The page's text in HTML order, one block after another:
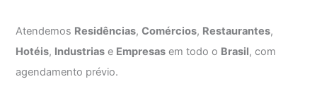
Atendemos Residências,Comércios, Restaurantes,
Hotéis, Industrias e Empresas em todo o Brasil, com
agendamento prévio.